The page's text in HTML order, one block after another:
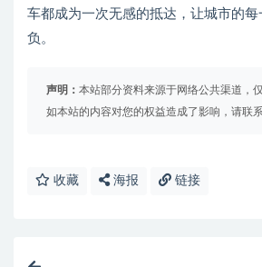
车都成为一次无感的抵达，让城市的
负。
声明： 本站部分资料来源于网络公共渠道，
如本站的内容对您的权益造成了影响，请联
收藏 海报 链接